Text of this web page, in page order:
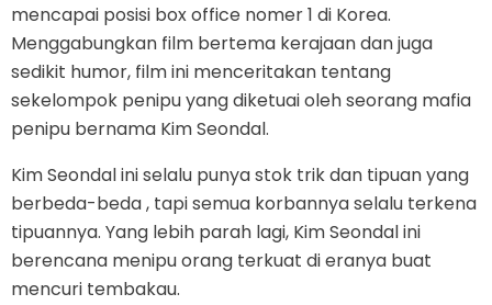
mencapai posisi box office nomer 1 di Korea.
Menggabungkan film bertema kerajaan dan juga
sedikit humor, film ini menceritakan tentang
sekelompok penipu yang diketuai oleh seorang mafia
penipu bernama Kim Seondal.
Kim Seondal ini selalu punya stok trik dan tipuan yang
berbeda-beda , tapi semua korbannya selalu terkena
tipuannya. Yang lebih parah lagi, Kim Seondal ini
berencana menipu orang terkuat di eranya buat
mencuri tembakau.